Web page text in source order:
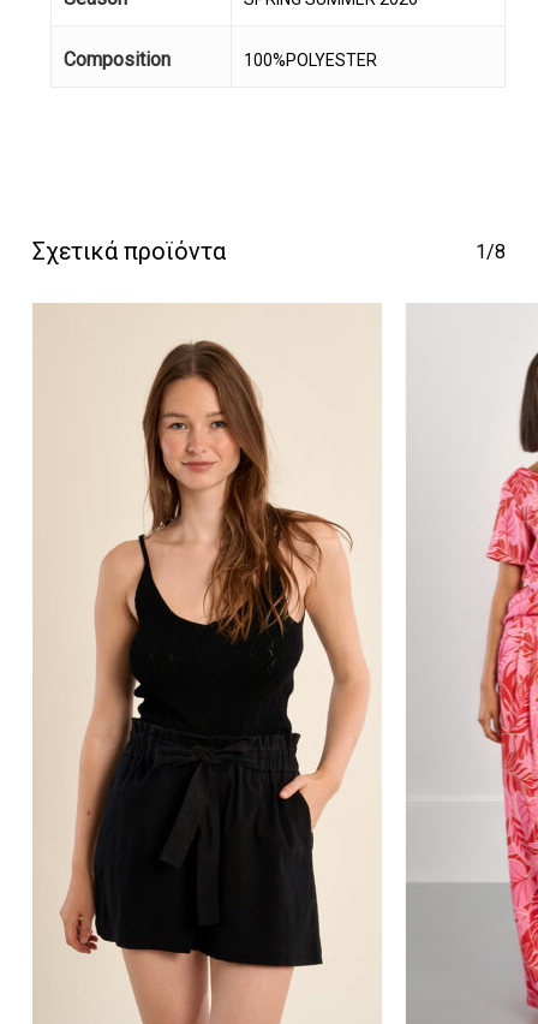
Composition 100%POLYESTER
Σχετικά προϊόντα 1/8